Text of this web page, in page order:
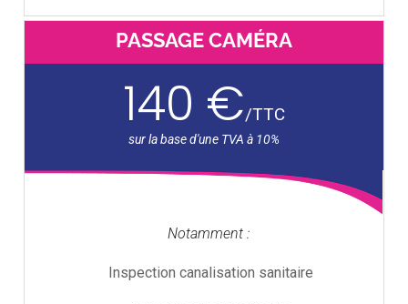
PASSAGE CAMÉRA
140 €/TTC
Notamment :
Inspection canalisation sanitaire